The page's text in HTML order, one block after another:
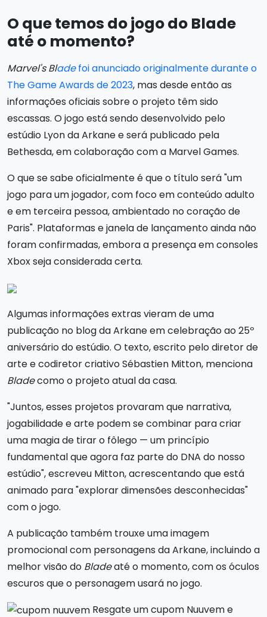
O que temos do jogo do Blade
até o momento?
Marvel's Bladefoi anunciado originalmente durante o
The Game Awards de 2023, mas desde então as
informações oficiais sobre o projeto têm sido
escassas. O jogo está sendo desenvolvido pelo
estúdio Lyon da Arkane e será publicado pela
Bethesda, em colaboração com a Marvel Games.
O que se sabe oficialmente é que o título será "um
jogo para um jogador, com foco em conteúdo adulto
e em terceira pessoa, ambientado no coração de
Paris". Plataformas e janela de lançamento ainda não
foram confirmadas, embora a presença em consoles
Xbox seja considerada certa.
Algumas informações extras vieram de uma
publicação no blog da Arkane em celebração ao 25º
aniversário do estúdio. O texto, escrito pelo diretor de
arte e codiretor criativo Sébastien Mitton, menciona
Bladecomo o projeto atual da casa.
"Juntos, esses projetos provaram que narrativa,
jogabilidade e arte podem se combinar para criar
uma magia de tirar o fôlego — um princípio
fundamental que agora faz parte do DNA do nosso
estúdio", escreveu Mitton, acrescentando que está
animado para "explorar dimensões desconhecidas"
com o jogo.
A publicação também trouxe uma imagem
promocional com personagens da Arkane, incluindo a
melhor visão do Bladeaté o momento, com os óculos
escuros que o personagem usará no jogo.
Resgate um cupom Nuuvem e